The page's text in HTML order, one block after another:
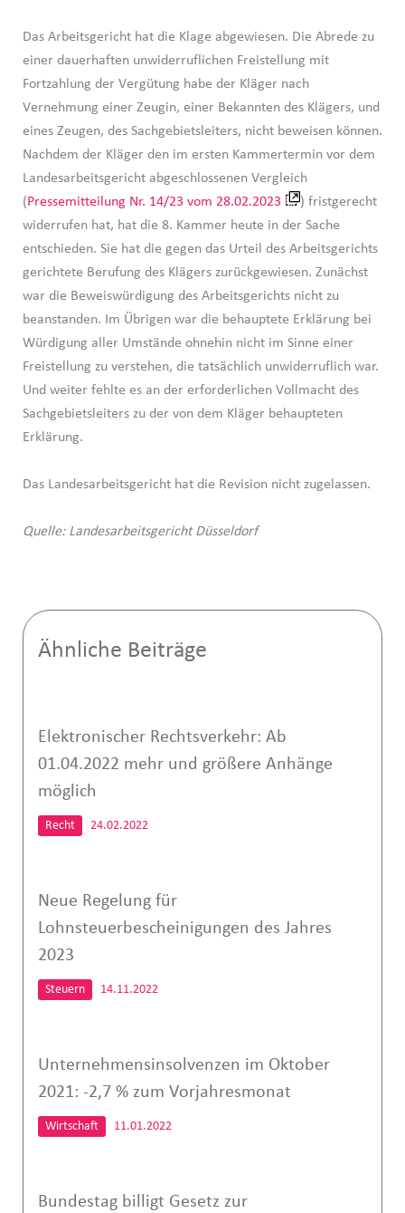
Das Arbeitsgericht hat die Klage abgewiesen. Die Abrede zu
einer dauerhaften unwiderruflichen Freistellung mit
Fortzahlung der Vergütung habe der Kläger nach
Vernehmung einer Zeugin, einer Bekannten des Klägers, und
eines Zeugen, des Sachgebietsleiters, nicht beweisen können.
Nachdem der Kläger den im ersten Kammertermin vor dem
Landesarbeitsgericht abgeschlossenen Vergleich
(Pressemitteilung Nr. 14/23 vom 28.02.2023
) fristgerecht
widerrufen hat, hat die 8. Kammer heute in der Sache
entschieden. Sie hat die gegen das Urteil des Arbeitsgerichts
gerichtete Berufung des Klägers zurückgewiesen. Zunächst
war die Beweiswürdigung des Arbeitsgerichts nicht zu
beanstanden. Im Übrigen war die behauptete Erklärung bei
Würdigung aller Umstände ohnehin nicht im Sinne einer
Freistellung zu verstehen, die tatsächlich unwiderruflich war.
Und weiter fehlte es an der erforderlichen Vollmacht des
Sachgebietsleiters zu der von dem Kläger behaupteten
Erklärung.
Das Landesarbeitsgericht hat die Revision nicht zugelassen.
Quelle: Landesarbeitsgericht Düsseldorf
Ähnliche Beiträge
Elektronischer Rechtsverkehr: Ab
01.04.2022 mehr und größere Anhänge
möglich
Recht 24.02.2022
Neue Regelung für
Lohnsteuerbescheinigungen des Jahres
2023
Steuern 14.11.2022
Unternehmensinsolvenzen im Oktober
2021: -2,7 % zum Vorjahresmonat
Wirtschaft 11.01.2022
Bundestag billigt Gesetz zur